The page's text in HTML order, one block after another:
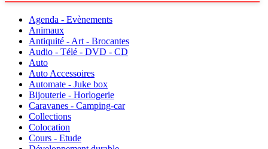
Agenda - Evènements
Animaux
Antiquité - Art - Brocantes
Audio - Télé - DVD - CD
Auto
Auto Accessoires
Automate - Juke box
Bijouterie - Horlogerie
Caravanes - Camping-car
Collections
Colocation
Cours - Etude